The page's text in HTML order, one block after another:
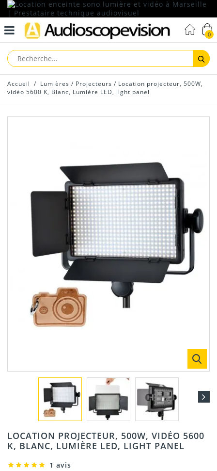
0
Accueil / Lumières / Projecteurs / Location projecteur, 500W,
vidéo 5600 K, Blanc, Lumière LED, light panel
LOCATION PROJECTEUR, 500W, VIDÉO 5600
K, BLANC, LUMIÈRE LED, LIGHT PANEL
1 avis